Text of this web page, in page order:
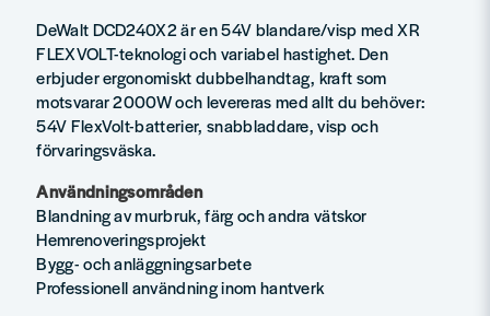
DeWalt DCD240X2 är en 54V blandare/visp med XR
FLEXVOLT-teknologi och variabel hastighet. Den
erbjuder ergonomiskt dubbelhandtag, kraft som
motsvarar 2000W och levereras med allt du behöver:
54V FlexVolt-batterier, snabbladdare, visp och
förvaringsväska.
Användningsområden
Blandning av murbruk, färg och andra vätskor
Hemrenoveringsprojekt
Bygg- och anläggningsarbete
Professionell användning inom hantverk